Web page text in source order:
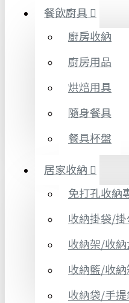
餐飲廚具
廚房收納
廚房用品
烘焙用具
隨身餐具
餐具杯盤
居家收納
免打孔收納
收納掛袋/掛
收納架/收納
收納籃/收納
收納袋/手提